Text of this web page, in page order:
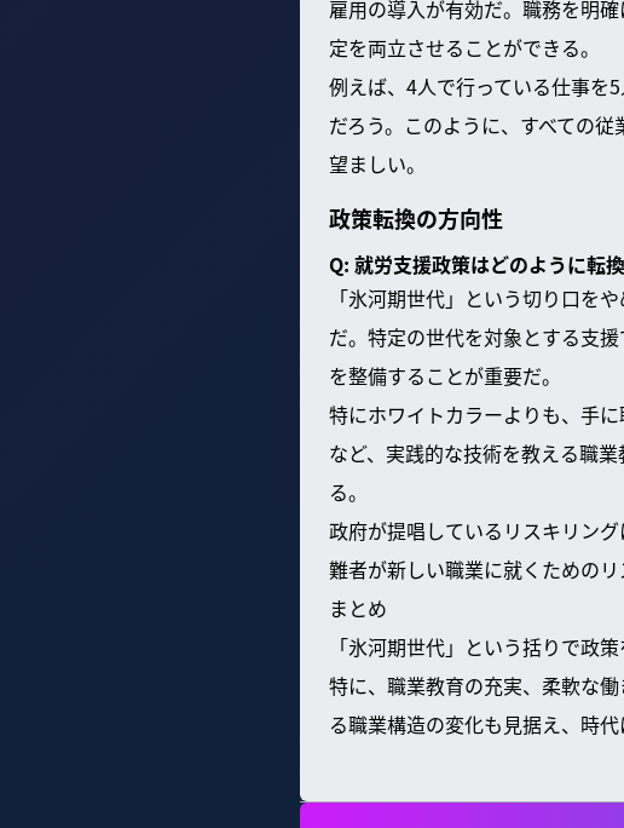
雇用の導入が有効だ。職務を明
定を両立させることができる。
例えば、4人で行っている仕事を
だろう。このように、すべての
望ましい。
政策転換の方向性
Q: 就労支援政策はどのように転
「氷河期世代」という切り口を
だ。特定の世代を対象とする支
を整備することが重要だ。
特にホワイトカラーよりも、手
など、実践的な技術を教える職
る。
政府が提唱しているリスキリン
難者が新しい職業に就くための
まとめ
「氷河期世代」という括りで政
特に、職業教育の充実、柔軟な
る職業構造の変化も見据え、時